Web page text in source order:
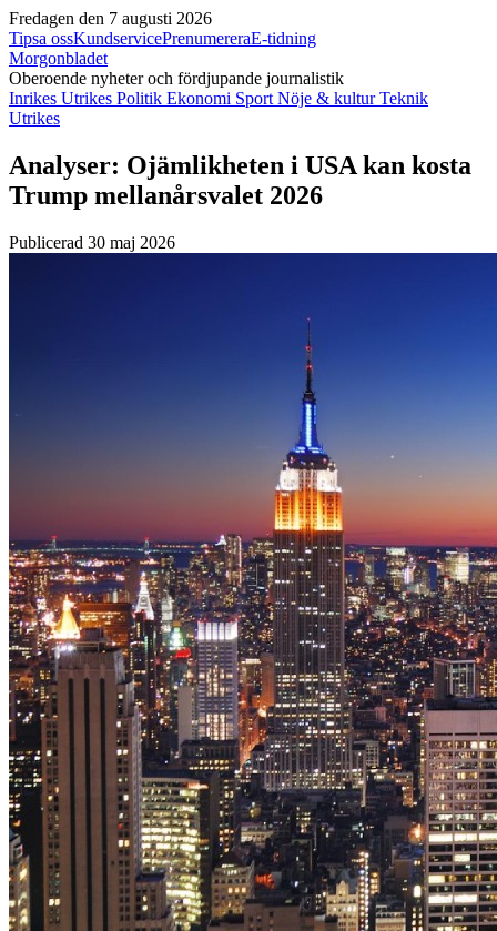
Fredagen den 7 augusti 2026
Tipsa ossKundservicePrenumereraE-tidning
Morgonbladet
Oberoende nyheter och fördjupande journalistik
Inrikes Utrikes Politik Ekonomi Sport Nöje & kulturTeknik
Utrikes
Analyser: Ojämlikheten i USA kan kosta
Trump mellanårsvalet 2026
Publicerad 30 maj 2026